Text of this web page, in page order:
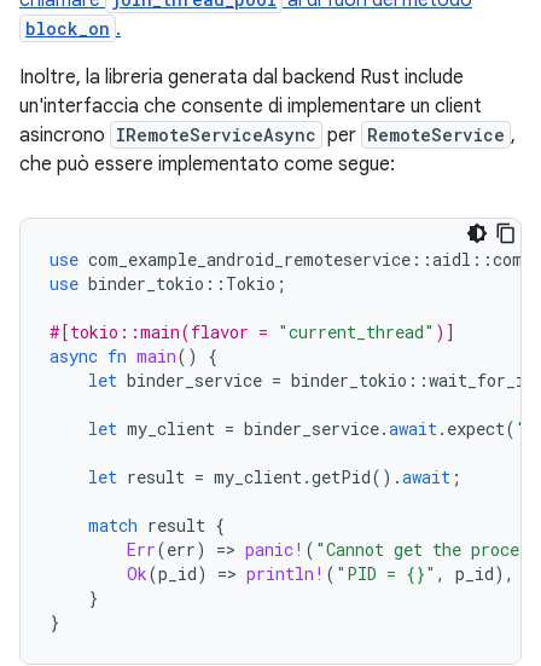
block_on .
Inoltre, la libreria generata dal backend Rust include
un'interfaccia che consente di implementare un client
asincrono IRemoteServiceAsync per RemoteService ,
che può essere implementato come segue:
use com_example_android_remoteservice ::aidl ::com
use binder_tokio :: Tokio ;
#[tokio::main(flavor = "current_thread" )]
async fn main()
{
let binder_service = binder_tokio ::
let my_client = binder_service.await. expect(
let result = my_client.getPid().await ;
match result {
Err(err) => panic! ( "Cannot get the
Ok(p_id) => println! ( "PID = {}" , p_id),
}
}